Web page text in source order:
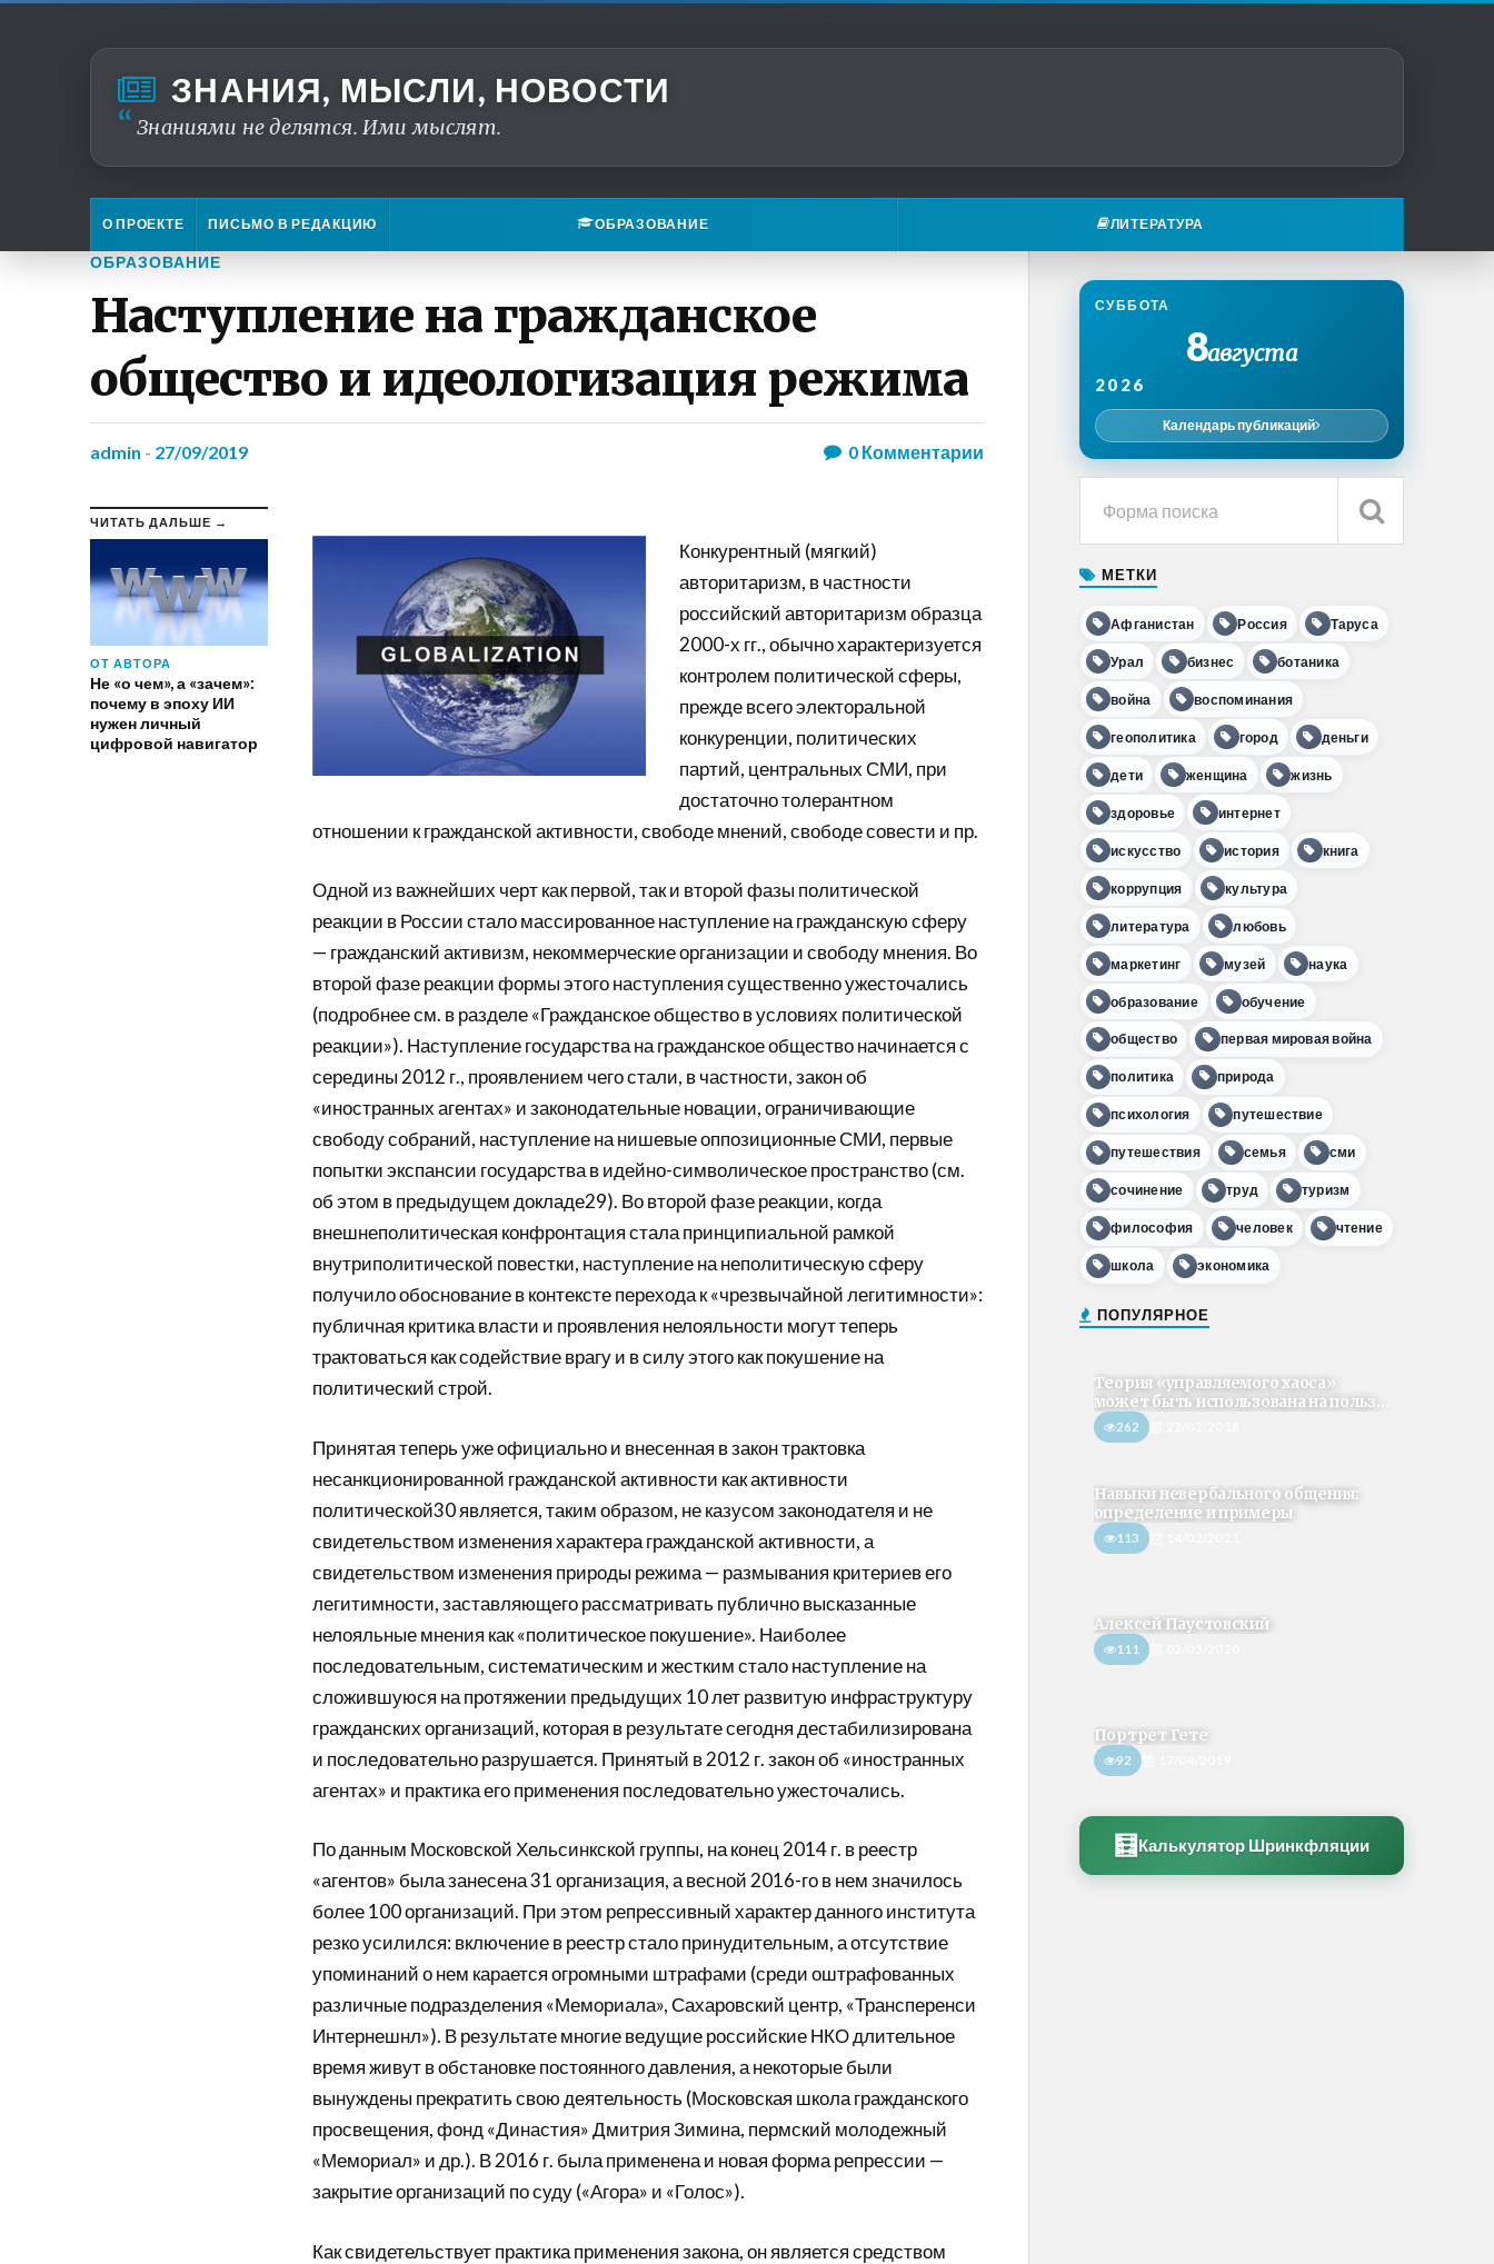
ЗНАНИЯ, МЫСЛИ, НОВОСТИ
Знаниями не делятся. Ими мыслят.
О ПРОЕКТЕ ПИСЬМО В РЕДАКЦИЮ ОБРАЗОВАНИЕ ЛИТЕРАТУРА
ОБРАЗОВАНИЕ
Наступление на гражданское
общество и идеологизация режима
admin - 27/09/2019 0Комментарии
ЧИТАТЬ ДАЛЬШЕ →
ОТ АВТОРА
Не «о чем», а «зачем»:
почему в эпоху ИИ
нужен личный
цифровой навигатор
Конкурентный (мягкий)
авторитаризм, в частности
российский авторитаризм образца
2000-х гг., обычно характеризуется
контролем политической сферы,
прежде всего электоральной
конкуренции, политических
партий, центральных СМИ, при
достаточно толерантном
отношении к гражданской активности, свободе мнений, свободе совести и пр.
Одной из важнейших черт как первой, так и второй фазы политической
реакции в России стало массированное наступление на гражданскую сферу
— гражданский активизм, некоммерческие организации и свободу мнения. Во
второй фазе реакции формы этого наступления существенно ужесточались
(подробнее см. в разделе «Гражданское общество в условиях политической
реакции»). Наступление государства на гражданское общество начинается с
середины 2012 г., проявлением чего стали, в частности, закон об
«иностранных агентах» и законодательные новации, ограничивающие
свободу собраний, наступление на нишевые оппозиционные СМИ, первые
попытки экспансии государства в идейно-символическое пространство (см.
об этом в предыдущем докладе29). Во второй фазе реакции, когда
внешнеполитическая конфронтация стала принципиальной рамкой
внутриполитической повестки, наступление на неполитическую сферу
получило обоснование в контексте перехода к «чрезвычайной легитимности»:
публичная критика власти и проявления нелояльности могут теперь
трактоваться как содействие врагу и в силу этого как покушение на
политический строй.
Принятая теперь уже официально и внесенная в закон трактовка
несанкционированной гражданской активности как активности
политической30 является, таким образом, не казусом законодателя и не
свидетельством изменения характера гражданской активности, а
свидетельством изменения природы режима — размывания критериев его
легитимности, заставляющего рассматривать публично высказанные
нелояльные мнения как «политическое покушение». Наиболее
последовательным, систематическим и жестким стало наступление на
сложившуюся на протяжении предыдущих 10 лет развитую инфраструктуру
гражданских организаций, которая в результате сегодня дестабилизирована
и последовательно разрушается. Принятый в 2012 г. закон об «иностранных
агентах» и практика его применения последовательно ужесточались.
По данным Московской Хельсинкской группы, на конец 2014 г. в реестр
«агентов» была занесена 31 организация, а весной 2016-го в нем значилось
более 100 организаций. При этом репрессивный характер данного института
резко усилился: включение в реестр стало принудительным, а отсутствие
упоминаний о нем карается огромными штрафами (среди оштрафованных
различные подразделения «Мемориала», Сахаровский центр, «Трансперенси
Интернешнл»). В результате многие ведущие российские НКО длительное
время живут в обстановке постоянного давления, а некоторые были
вынуждены прекратить свою деятельность (Московская школа гражданского
просвещения, фонд «Династия» Дмитрия Зимина, пермский молодежный
«Мемориал» и др.). В 2016 г. была применена и новая форма репрессии —
закрытие организаций по суду («Агора» и «Голос»).
Как свидетельствует практика применения закона, он является средством
СУББОТА
8августа
2026
Календарь публикаций
МЕТКИ
Афганистан Россия Таруса
Урал бизнес ботаника
война воспоминания
геополитика город деньги
дети женщина жизнь
здоровье интернет
искусство история книга
коррупция культура
литература любовь
маркетинг музей наука
образование обучение
общество первая мировая война
политика природа
психология путешествие
путешествия семья сми
сочинение труд туризм
философия человек чтение
школа экономика
ПОПУЛЯРНОЕ
Теория «управляемого хаоса»
может быть использована на польз...
262
Навыки невербального общения:
определение и примеры
113
Алексей Паустовский
111
Портрет Гете
92
🧮 Калькулятор Шринкфляции